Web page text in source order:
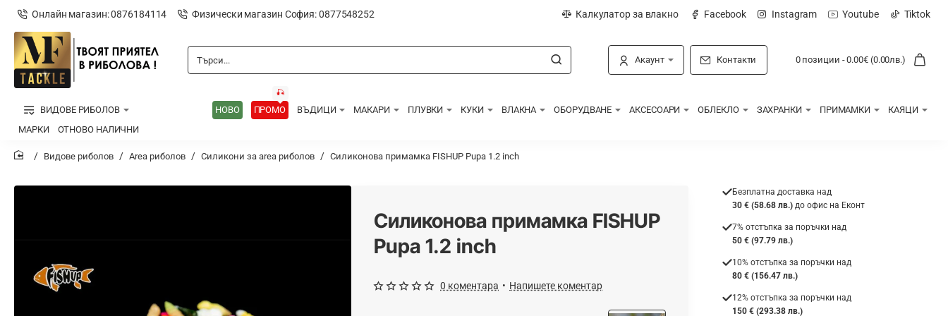
Онлайн магазин: 0876184114 Физически магазин София: 0877548252 Калкулатор за влакно Facebook Instagram Youtube Tiktok
Търси... Акаунт Контакти 0 позиции - 0.00€ (0.00лв.)
ВИДОВЕ РИБОЛОВ НОВО ПРОМО
🎣
ВЪДИЦИ МАКАРИ ПЛУВКИ КУКИ ВЛАКНА ОБОРУДВАНЕ АКСЕСОАРИ ОБЛЕКЛО ЗАХРАНКИ ПРИМАМКИ
КАЯЦИ
МАРКИ
ОТНОВО НАЛИЧНИ
Видове риболов Area риболов Силикони за area риболов Силиконова примамка FISHUP Pupa 1.2 inch
Силиконова примамка FISHUP
Pupa 1.2 inch
0 коментара • Напишете коментар
Безплатна доставка над
30 € (58.68 лв.) до офис на Еконт
7% отстъпка за поръчки над
50 € (97.79 лв.)
10% отстъпка за поръчки над
80 € (156.47 лв.)
12% отстъпка за поръчки над
150 € (293.38 лв.)